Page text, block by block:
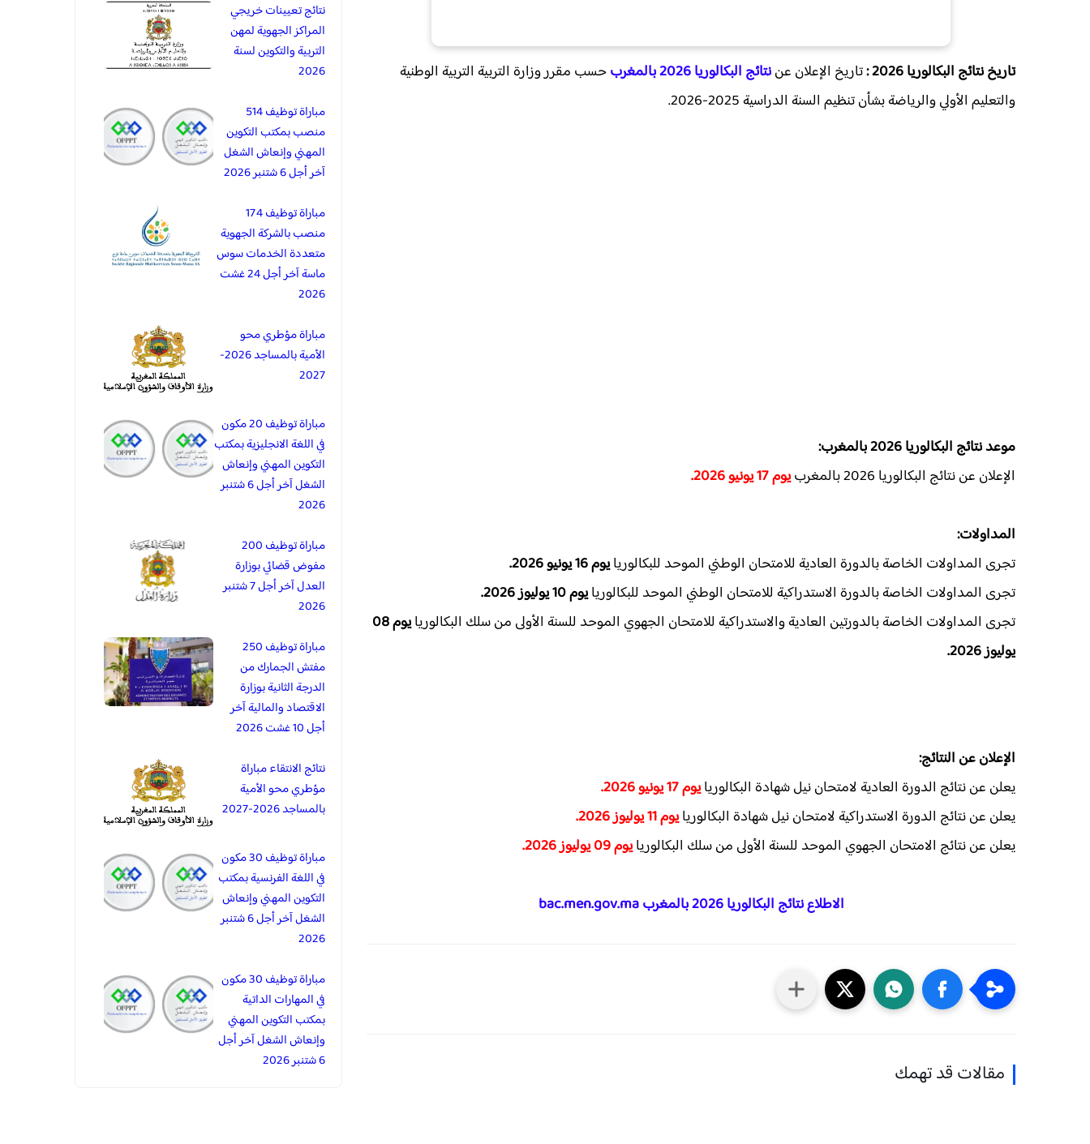
تاريخ نتائج البكالوريا 2026 : تاريخ الإعلان عننتائج البكالوريا 2026 بالمغرب
حسب مقرر وزارة التربية التربية الوطنية
والتعليم الأولي والرياضة بشأن تنظيم السنة الدراسية 2025-2026.
موعد نتائج البكالوريا 2026 بالمغرب:
الإعلان عن نتائج البكالوريا 2026 بالمغرب
يوم 17 يونيو 2026.​
المداولات:
تجرى المداولات الخاصة بالدورة العادية للامتحان الوطني الموحد للبكالوريايوم 16 يونيو 2026.
تجرى المداولات الخاصة بالدورة الاستدراكية للامتحان الوطني الموحد للبكالوريايوم 10 يوليوز 2026.
تجرى المداولات الخاصة بالدورتين العادية والاستدراكية للامتحان الجهوي الموحد للسنة الأولى من سلك البكالوريا
يوم 08
يوليوز 2026.
الإعلان عن النتائج:
يعلن عن نتائج الدورة العادية لامتحان نيل شهادة البكالوريايوم 17 يونيو 2026.​
يعلن عن نتائج الدورة الاستدراكية لامتحان نيل شهادة البكالوريايوم 11 يوليوز 2026.
يعلن عن نتائج الامتحان الجهوي الموحد للسنة الأولى من سلك البكالوريايوم 09 يوليوز 2026.​
الاطلاع نتائج البكالوريا 2026 بالمغرب bac.men.gov.ma
مقالات قد تهمك
نتائج تعيينات خريجي
المراكز الجهوية لمهن
التربية والتكوين لسنة
2026
مباراة توظيف 514
منصب بمكتب التكوين
المهني وإنعاش الشغل
آخر أجل 6 شتنبر 2026
مباراة توظيف 174
منصب بالشركة الجهوية
متعددة الخدمات سوس
ماسة آخر أجل 24 غشت
2026
مباراة مؤطري محو
الأمية بالمساجد 2026-
2027
مباراة توظيف 20 مكون
في اللغة الانجليزية بمكتب
التكوين المهني وإنعاش
الشغل آخر أجل 6 شتنبر
2026
مباراة توظيف 200
مفوض قضائي بوزارة
العدل آخر أجل 7 شتنبر
2026
مباراة توظيف 250
مفتش الجمارك من
الدرجة الثانية بوزارة
الاقتصاد والمالية آخر
أجل 10 غشت 2026
نتائج الانتقاء مباراة
مؤطري محو الأمية
بالمساجد 2026-2027
مباراة توظيف 30 مكون
في اللغة الفرنسية بمكتب
التكوين المهني وإنعاش
الشغل آخر أجل 6 شتنبر
2026
مباراة توظيف 30 مكون
في المهارات الداتية
بمكتب التكوين المهني
وإنعاش الشغل آخر أجل
6 شتنبر 2026